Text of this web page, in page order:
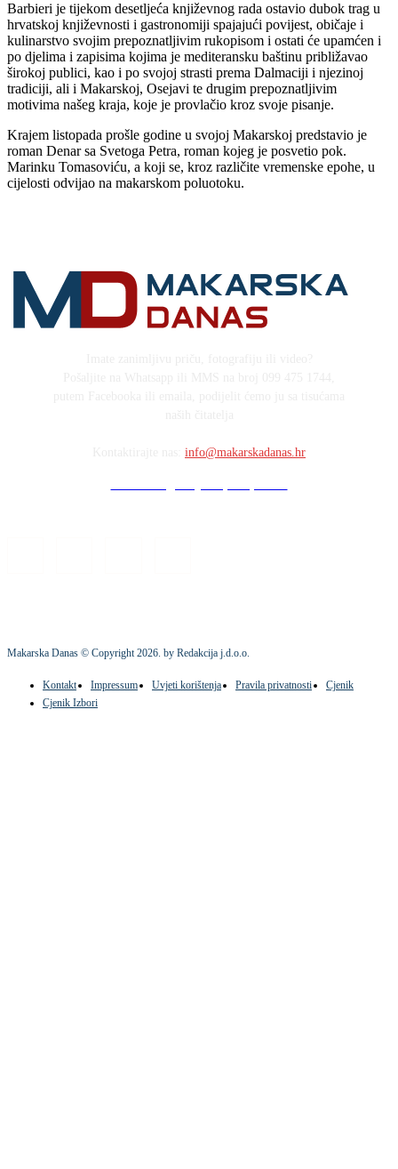
Barbieri je tijekom desetljeća književnog rada ostavio dubok trag u
hrvatskoj književnosti i gastronomiji spajajući povijest, običaje i
kulinarstvo svojim prepoznatljivim rukopisom i ostati će upamćen i
po djelima i zapisima kojima je mediteransku baštinu približavao
širokoj publici, kao i po svojoj strasti prema Dalmaciji i njezinoj
tradiciji, ali i Makarskoj, Osejavi te drugim prepoznatljivim
motivima našeg kraja, koje je provlačio kroz svoje pisanje.
Krajem listopada prošle godine u svojoj Makarskoj predstavio je
roman Denar sa Svetoga Petra, roman kojeg je posvetio pok.
Marinku Tomasoviću, a koji se, kroz različite vremenske epohe, u
cijelosti odvijao na makarskom poluotoku.
info@makarskadanas.hr
Makarska Danas © Copyright2026. by Redakcija j.d.o.o.
Kontakt Impressum Uvjeti korištenja Pravila privatnosti
Cjenik
Cjenik Izbori